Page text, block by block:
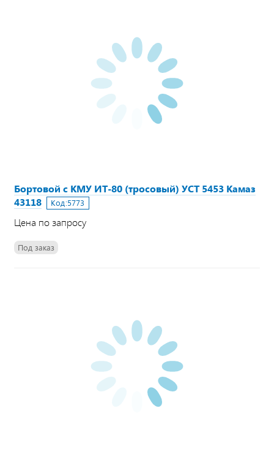
Бортовой с КМУ ИТ-80 (тросовый) УСТ 5453 Камаз
43118
Код:5773
Цена по запросу
Под заказ